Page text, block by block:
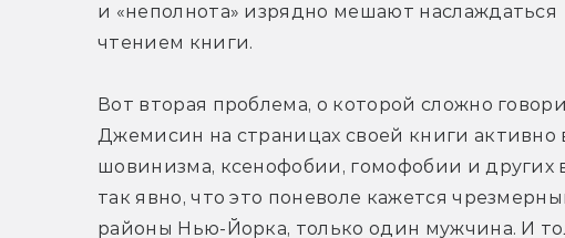
и «неполнота» изрядно мешают наслаждаться
чтением книги.
Вот вторая проблема, о которой сложно
Джемисин на страницах своей книги активно
шовинизма, ксенофобии, гомофобии и
так явно, что это поневоле кажется
районы Нью-Йорка, только один мужчина. И